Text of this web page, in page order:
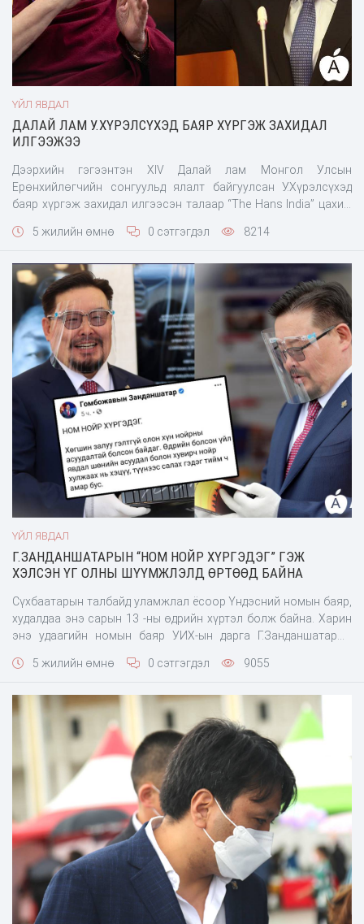
ҮЙЛ ЯВДАЛ
ДАЛАЙ ЛАМ У.ХҮРЭЛСҮХЭД БАЯР ХҮРГЭЖ ЗАХИДАЛ
ИЛГЭЭЖЭЭ
Дээрхийн гэгээнтэн XIV Далай лам Монгол Улсын
Ерөнхийлөгчийн сонгуульд ялалт байгуулсан У.Хүрэлсүхэд
баяр хүргэж захидал илгээсэн талаар “The Hans India” цахим
анх зочилж байсан. Маш сайхан дурсамжууд бий. Монголын
хүчин чармайлтыг дэмжиж, орчин үеийн боловср
5 жилийн өмнө 0 сэтгэгдэл 8214
ҮЙЛ ЯВДАЛ
Г.ЗАНДАНШАТАРЫН “НОМ НОЙР ХҮРГЭДЭГ” ГЭЖ
ХЭЛСЭН ҮГ ОЛНЫ ШҮҮМЖЛЭЛД ӨРТӨӨД БАЙНА
Сүхбаатарын талбайд уламжлал ёсоор Үндэсний номын баяр,
худалдаа энэ сарын 13 -ны өдрийн хүртэл болж байна. Харин
энэ удаагийн номын баяр УИХ-ын дарга Г.Занданшатарын
хэмжээг тохиолдуулан мэндчилгээндээ “Ном нойр хүргэдэг”
болсон ба
5 жилийн өмнө 0 сэтгэгдэл 9055